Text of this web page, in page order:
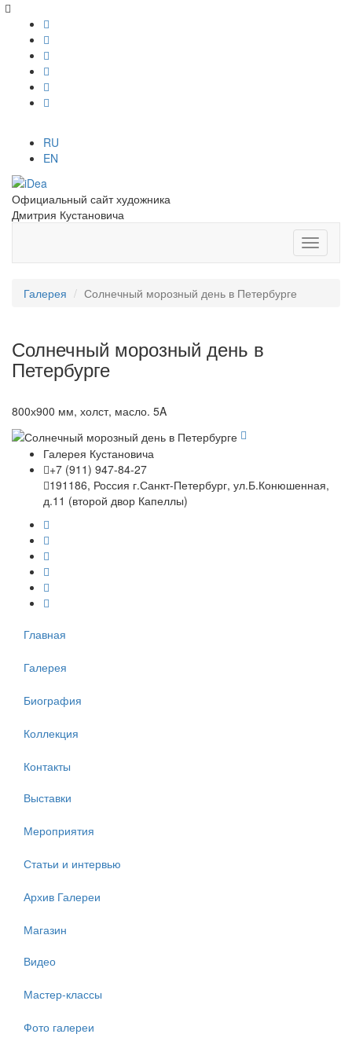
RU
EN
Официальный сайт художника
Дмитрия Кустановича
Галерея Солнечный морозный день в Петербурге
Солнечный морозный день в
Петербурге
800х900 мм, холст, масло. 5A
Галерея Кустановича
+7 (911) 947-84-27
191186, Россия г.Санкт-Петербург, ул.Б.Конюшенная,
д.11 (второй двор Капеллы)
Главная
Галерея
Биография
Коллекция
Контакты
Выставки
Мероприятия
Статьи и интервью
Архив Галереи
Магазин
Видео
Мастер-классы
Фото галереи